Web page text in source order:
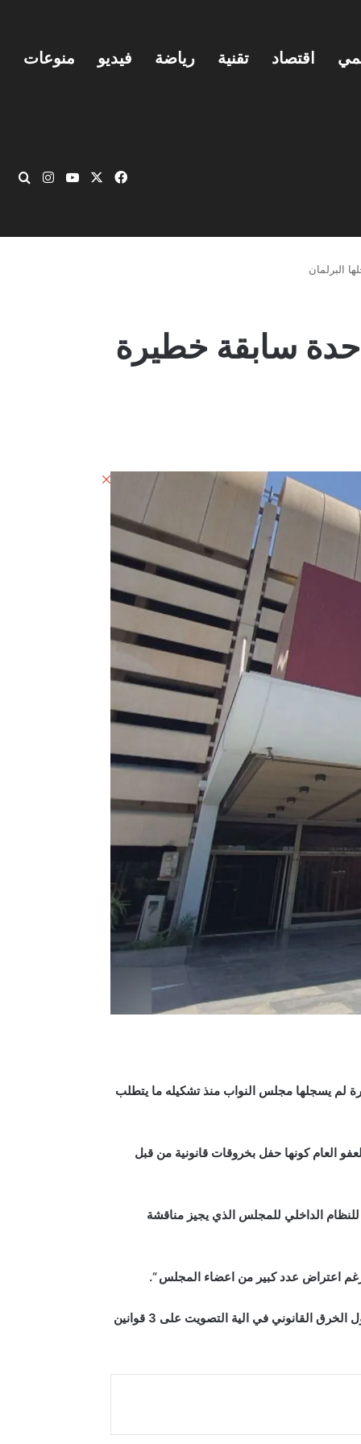
اقتصاد تقنية رياضة فيديو منوعات
فيسبوك ‫YouTube
بسلة واحدة سابقة خطيرة
جدلية مهمة بسلة واحدة سابقة خطيرة لم يسجلها مجلس النواب منذ تشكيله ما يتطلب
العام كونها حفل بخروقات قانونية من قبل
خرقا للنظام الداخلي للمجلس الذي يجيز مناقشة
“.
وفي النهاية اكدت الهلالي ان” عدد من اعضاء مجلس النواب قدموا شكوى الى المحكمة الاتحادية لاتخاذ الاجراءات القانونية حول الخرق القانوني في الية التصويت على 3 قوانين